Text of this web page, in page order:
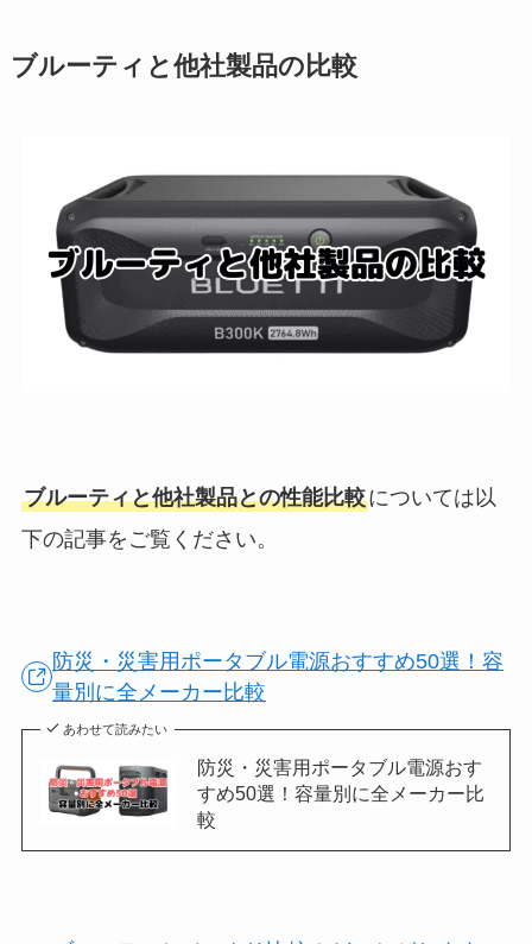
ブルーティと他社製品の比較
ブルーティと他社製品との性能比較については以
下の記事をご覧ください。
防災・災害用ポータブル電源おすすめ50選！容
量別に全メーカー比較
あわせて読みたい
防災・災害用ポータブル電源おす
すめ50選！容量別に全メーカー比
較